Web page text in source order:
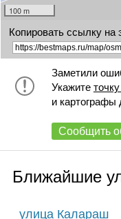
100 m
Копировать ссылку на
Заметили
Укажите
и картографы
Сообщить
Ближайшие
улица Калараш